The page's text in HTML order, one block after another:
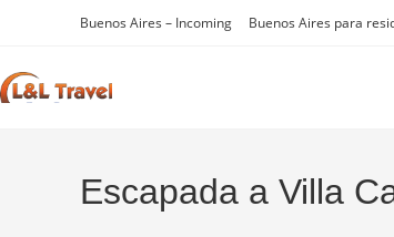
contenido
Buenos Aires – Incoming Buenos Aires para
Escapada a Villa